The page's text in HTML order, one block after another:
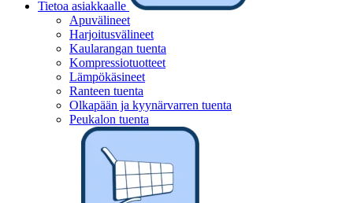
Tietoa asiakkaalle
Apuvälineet
Harjoitusvälineet
Kaularangan tuenta
Kompressiotuotteet
Lämpökäsineet
Ranteen tuenta
Olkapään ja kyynärvarren tuenta
Peukalon tuenta